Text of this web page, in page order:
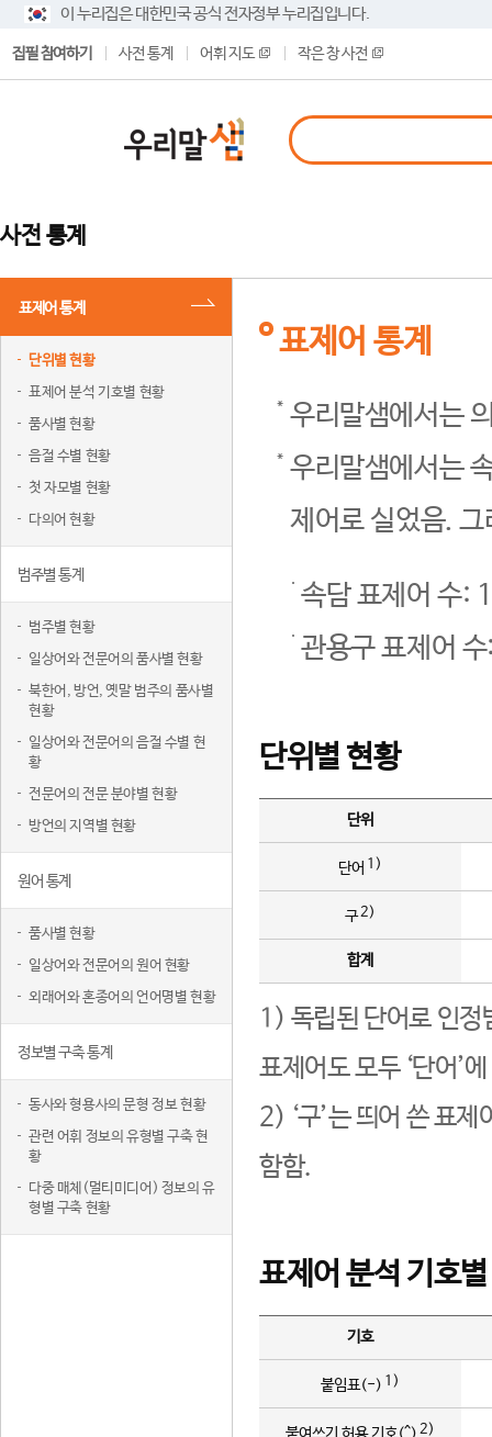
이 누리집은 대한민국 공식 전자정부 누리집입니다.
집필 참여하기 사전 통계 어휘 지도 작은 창 사전
사전 통계
표제어 통계
단위별 현황
표제어 분석 기호별 현황
품사별 현황
음절 수별 현황
첫 자모별 현황
다의어 현황
범주별 통계
범주별 현황
일상어와 전문어의 품사별 현황
북한어, 방언, 옛말 범주의 품사별
현황
일상어와 전문어의 음절 수별 현
황
전문어의 전문 분야별 현황
방언의 지역별 현황
원어 통계
품사별 현황
일상어와 전문어의 원어 현황
외래어와 혼종어의 언어명별 현황
정보별 구축 통계
동사와 형용사의 문형 정보 현황
관련 어휘 정보의 유형별 구축 현
황
다중 매체(멀티미디어) 정보의 유
형별 구축 현황
표제어 통계
우리말샘에서는
우리말샘에서는
제어로 실었음.
속담 표제어 수:
관용구 표제어
단위별 현황
단위
단어 1)
구2)
합계
1) 독립된 단어로 인정
표제어도 모두 ‘단어’
2) ‘구’는 띄어 쓴 표
함함.
표제어 분석 기호
기호
붙임표(-) 1)
2)